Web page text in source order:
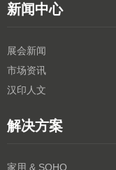
新闻中心
展会新闻
市场资讯
汉印人文
解决方案
家用 & SOHO